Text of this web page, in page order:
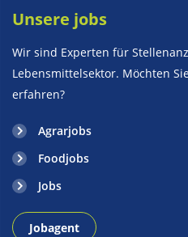
Unsere jobs
Wir sind Experten für
Lebensmittelsektor. Möchten
erfahren?
Agrarjobs
Foodjobs
Jobs
Jobagent